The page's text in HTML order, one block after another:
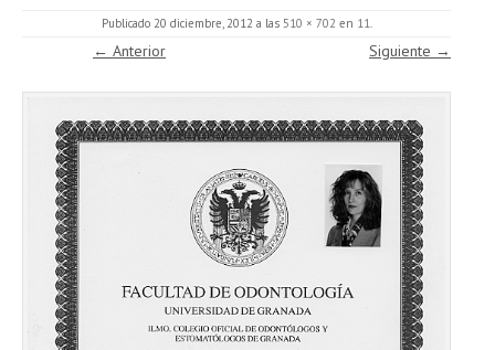
Publicado 20 diciembre, 2012 a las 510 × 702 en 11.
← Anterior Siguiente →